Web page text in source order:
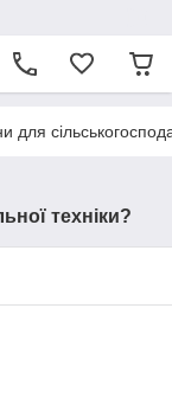
техніки?